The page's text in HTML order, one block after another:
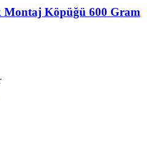
Montaj Köpüğü 600 Gram